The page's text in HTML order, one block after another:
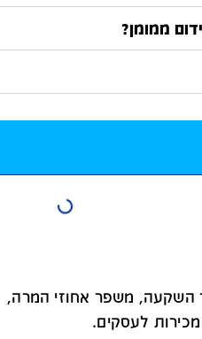
ממומן?
השקעה, משפר אחוזי המרה,
לעסקים.